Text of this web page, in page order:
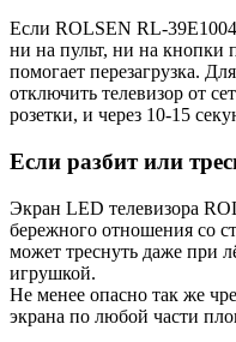
Если ROLSEN RL-
ни на пульт, ни на кнопки
помогает перезагрузка.
отключить телевизор от
розетки, и через 10-15
Если разбит или
Экран LED телевизора
бережного отношения со
может треснуть даже при
игрушкой.
Не менее опасно так же
экрана по любой части